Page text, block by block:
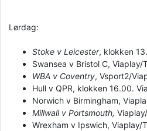
Lørdag:
Stoke v Leicester, klokken
Swansea v Bristol C, Viaplay/
WBA v Coventry, Vsport2/
Hull v QPR, klokken 16.00.
Norwich v Birmingham,
Millwall v Portsmouth,
Wrexham v Ipswich, Viaplay/